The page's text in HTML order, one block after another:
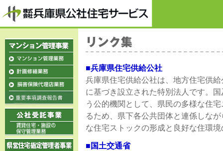
■兵庫県住宅供給公社
兵庫県住宅供給公社は、地方住宅供
に基づき設立された特別法人です。
う公的機関として、県民の多様な住
るため、県下各公共団体と連係しな
な住宅ストックの形成と良好な住環
■国土交通省